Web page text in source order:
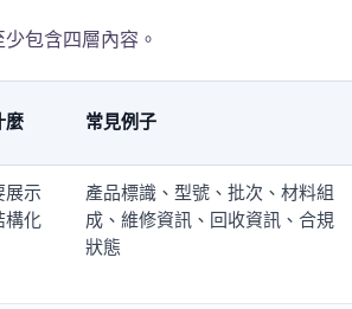
包含四層內容。
麼 常見例子
展示
構化
產品標識、型號、批次、材料組
成、維修資訊、回收資訊、合規
狀態